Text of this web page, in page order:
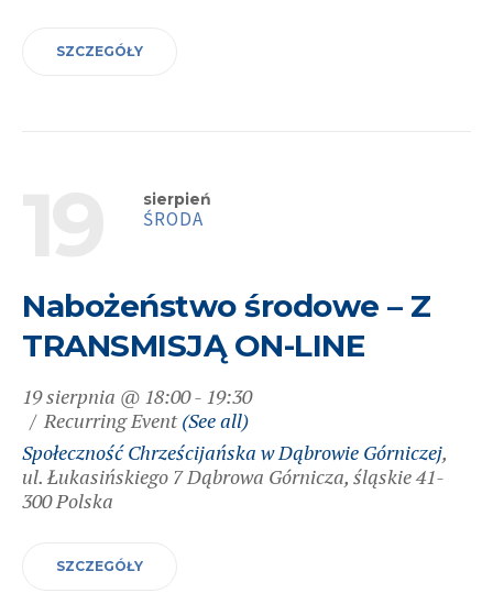
SZCZEGÓŁY
sierpień
ŚRODA
Nabożeństwo środowe – Z
TRANSMISJĄ ON-LINE
19 sierpnia @ 18:00- 19:30
Recurring Event(See all)
Społeczność Chrześcijańska w Dąbrowie Górniczej,
ul. Łukasińskiego 7Dąbrowa Górnicza, śląskie41-
300Polska
SZCZEGÓŁY